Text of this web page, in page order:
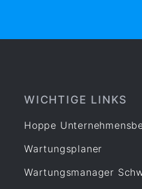
WICHTIGE LINKS
Hoppe
Wartungsplaner
Wartungsmanager